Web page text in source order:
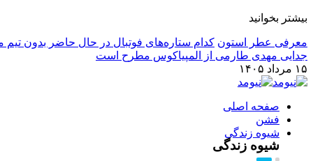
بیشتر بخوانید
معرفی عطر استون کدام ستاره‌های فوتبال در حال حاضر بدون تیم
جدایی مهدی طارمی از المپیاکوس مطرح است
۱۵ مرداد ۱۴۰۵
صفحه اصلی
فشن
شیوه زندگی
شیوه زندگی